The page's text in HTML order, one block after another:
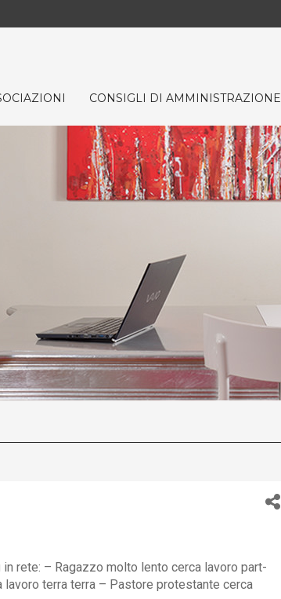
CONSIGLI DI AMMINISTRAZIONE
rete: – Ragazzo molto lento cerca lavoro part-
terra terra – Pastore protestante cerca